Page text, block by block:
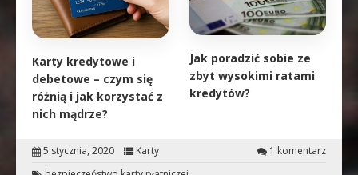
Karty kredytowe i
debetowe – czym się
różnią i jak korzystać z
nich mądrze?
Jak poradzić sobie ze
zbyt wysokimi ratami
kredytów?
5 stycznia, 2020 Karty
1 komentarz